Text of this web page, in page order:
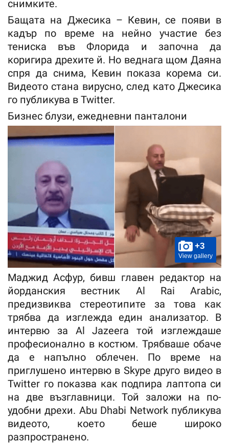
снимките.
Бащата на Джесика – Кевин, се появи в
кадър по време на нейно участие без
тениска във Флорида и започна да
коригира дрехите й. Но веднага щом Даяна
спря да снима, Кевин показа корема си.
Видеото стана вирусно, след като Джесика
го публикува в Twitter.
Бизнес блузи, ежедневни панталони
+3
View gallery
Маджид Асфур, бивш главен редактор на
йорданския вестник Al Rai Arabic,
предизвиква стереотипите за това как
трябва да изглежда един анализатор. В
интервю за Al Jazeera той изглеждаше
професионално в костюм. Трябваше обаче
да е напълно облечен. По време на
приглушено интервю в Skype друго видео в
Twitter го показва как подпира лаптопа си
на две възглавници. Той заложи на по-
удобни дрехи. Abu Dhabi Network публикува
видеото, което беше широко
разпространено.